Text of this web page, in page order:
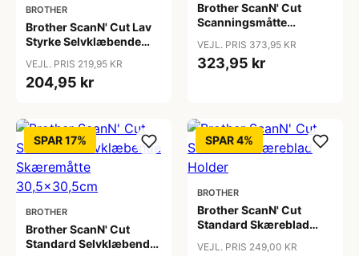
BROTHER
Brother ScanN' Cut Lav
Styrke Selvklæbende
30,5x30,5cm
VEJL. PRIS 219,95 KR
204,95 kr
Brother ScanN' Cut
Scanningsmåtte
VEJL. PRIS 373,95 KR
323,95 kr
SPAR 17%
BROTHER
Brother ScanN' Cut
Standard Selvklæbende
SPAR 4%
BROTHER
Brother ScanN' Cut
Standard Skæreblad
VEJL. PRIS 249,00 KR